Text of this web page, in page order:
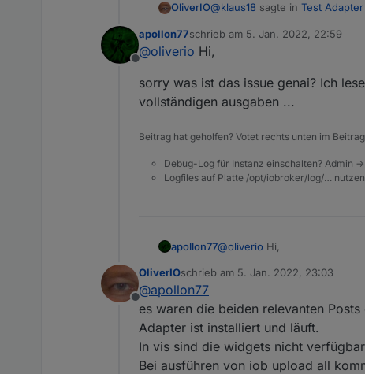
OliverIO@klaus18 sagte in Test
hm, und der adapter läuft?
wenn diese datei nicht
wenn bei der ausgabe als
Offline
apollon77schrieb am 5. Jan. 2022, 22:59
zuletzt editiert von
@oliverio Hi,
sorry was ist das issue genai? Ich
vollständigen ausgaben ...
Beitrag hat geholfen? Votet rechts unten im
Debug-Log für Instanz einschalten? Admin -
Logfiles auf Platte /opt/iobroker/log/…
apollon77@oliverio Hi,
sorry was ist das issue
Offline
OliverIOschrieb am 5. Jan. 2022, 23:03
zuletzt editiert von
@apollon77
es waren die beiden relevanten
Adapter ist installiert und läuft.
In vis sind die widgets nicht verfügbar
Bei ausführen von iob upload all